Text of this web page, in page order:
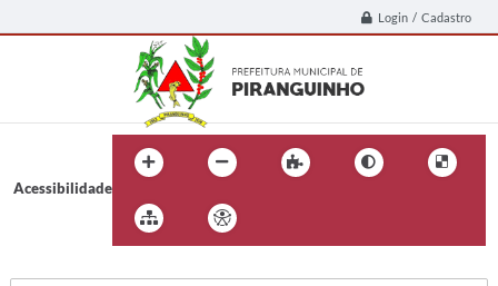
Login / Cadastro
Acessibilidade